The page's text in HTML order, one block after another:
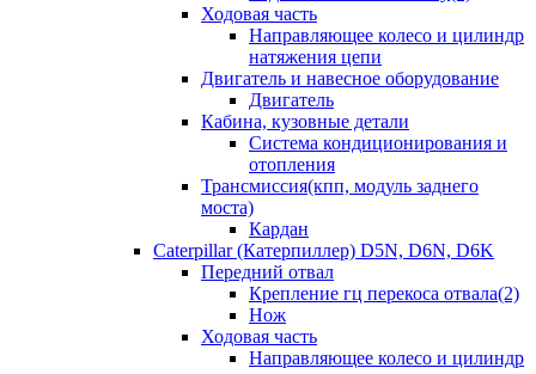
Ходовая часть
Направляющее колесо и цилиндр
натяжения цепи
Двигатель и навесное оборудование
Двигатель
Кабина, кузовные детали
Система кондиционирования и
отопления
Трансмиссия(кпп, модуль заднего
моста)
Кардан
Caterpillar (Катерпиллер) D5N, D6N, D6K
Передний отвал
Крепление гц перекоса отвала(2)
Нож
Ходовая часть
Направляющее колесо и цилиндр